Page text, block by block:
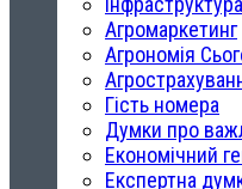
Агромаркетинг
Агрономія
Гість номера
Думки про
Економічний
Експертна